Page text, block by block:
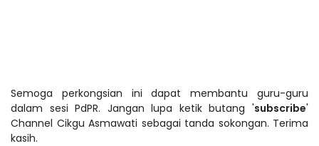
Semoga perkongsian ini dapat membantu guru-guru
dalam sesi PdPR. Jangan lupa ketik butang 'subscribe'
Channel Cikgu Asmawati sebagai tanda sokongan. Terima
kasih.